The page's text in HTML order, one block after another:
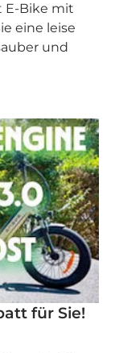
E-Bike mit
eine leise
und
für Sie!